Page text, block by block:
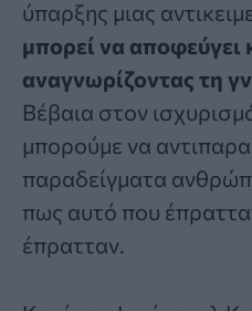
ύπαρξης μιας
μπορεί να αποφεύγει
αναγνωρίζοντας τη
Βέβαια στον
μπορούμε να
παραδείγματα
πως αυτό που
έπρατταν.